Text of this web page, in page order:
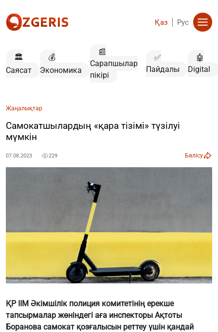
Қаз Рус
🏛️
Саясат
💰
Экономика
📰
Сарапшылар
пікірі
✅
Пайдалы
🤖
Digital
Жаңалықтар
Самокатшылардың «қара тізімі» түзілуі
мүмкін
07.08.2023 229 Бөлісу
ҚР ІІМ Әкімшілік полиция комитетінің ерекше
тапсырмалар жөніндегі аға инспекторы Ақтоты
Боранова самокат қозғалысын реттеу үшін қандай